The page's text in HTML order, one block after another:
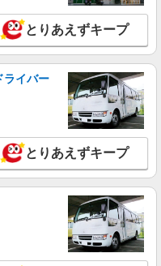
とりあえずキープ
ライバー
とりあえずキープ